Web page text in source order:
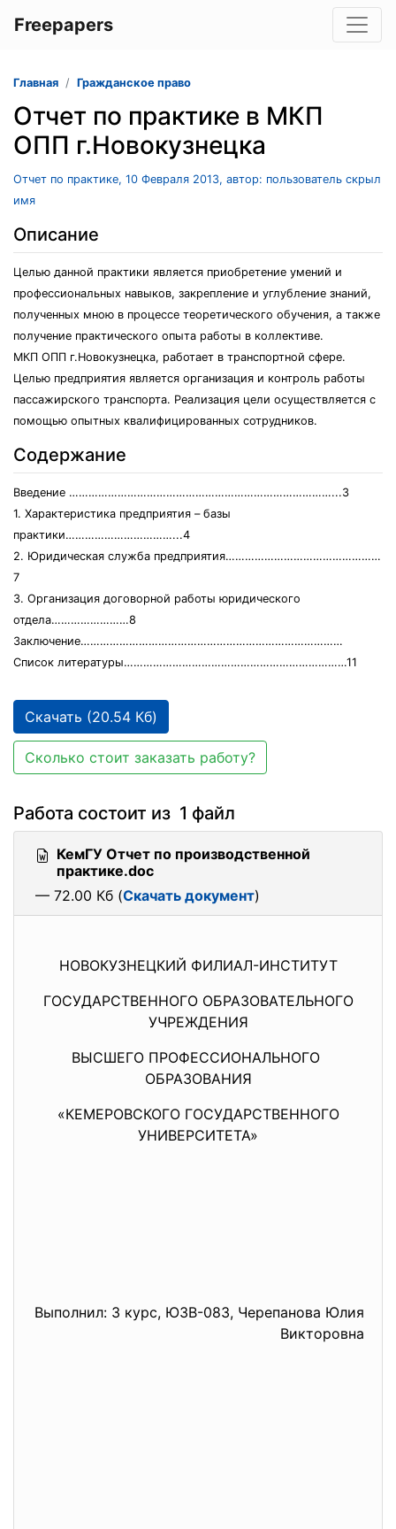
Freepapers
Главная Гражданское право
Отчет по практике в МКП
ОПП г.Новокузнецка
Отчет по практике, 10 Февраля 2013, автор: пользователь скрыл
имя
Описание
Целью данной практики является приобретение умений и
профессиональных навыков, закрепление и углубление знаний,
полученных мною в процессе теоретического обучения, а также
получение практического опыта работы в коллективе.
МКП ОПП г.Новокузнецка, работает в транспортной сфере.
Целью предприятия является организация и контроль работы
пассажирского транспорта. Реализация цели осуществляется с
помощью опытных квалифицированных сотрудников.
Содержание
Введение ………………………………………………………………………...3
1. Характеристика предприятия – базы
практики……………………………...4
2. Юридическая служба предприятия…………………………………………
7
3. Организация договорной работы юридического
отдела……………………8
Заключение………………………………………………………………………
Список литературы……………………………………………………………11
Скачать (20.54 Кб)
Сколько стоит заказать работу?
Работа состоит из 1 файл
КемГУ Отчет по производственной
практике.doc
— 72.00 Кб (Скачать документ)
НОВОКУЗНЕЦКИЙ ФИЛИАЛ-ИНСТИТУТ
ГОСУДАРСТВЕННОГО ОБРАЗОВАТЕЛЬНОГО
УЧРЕЖДЕНИЯ
ВЫСШЕГО ПРОФЕССИОНАЛЬНОГО
ОБРАЗОВАНИЯ
«КЕМЕРОВСКОГО ГОСУДАРСТВЕННОГО
УНИВЕРСИТЕТА»
Выполнил: 3 курс, ЮЗВ-083, Черепанова Юлия
Викторовна